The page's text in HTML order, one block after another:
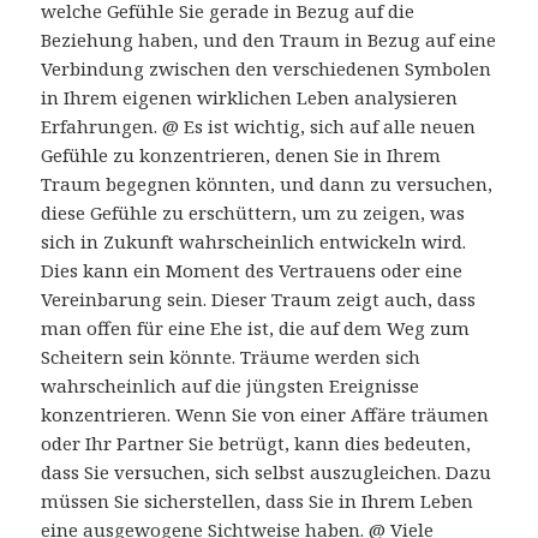
welche Gefühle Sie gerade in Bezug auf die
Beziehung haben, und den Traum in Bezug auf eine
Verbindung zwischen den verschiedenen Symbolen
in Ihrem eigenen wirklichen Leben analysieren
Erfahrungen. @ Es ist wichtig, sich auf alle neuen
Gefühle zu konzentrieren, denen Sie in Ihrem
Traum begegnen könnten, und dann zu versuchen,
diese Gefühle zu erschüttern, um zu zeigen, was
sich in Zukunft wahrscheinlich entwickeln wird.
Dies kann ein Moment des Vertrauens oder eine
Vereinbarung sein. Dieser Traum zeigt auch, dass
man offen für eine Ehe ist, die auf dem Weg zum
Scheitern sein könnte. Träume werden sich
wahrscheinlich auf die jüngsten Ereignisse
konzentrieren. Wenn Sie von einer Affäre träumen
oder Ihr Partner Sie betrügt, kann dies bedeuten,
dass Sie versuchen, sich selbst auszugleichen. Dazu
müssen Sie sicherstellen, dass Sie in Ihrem Leben
eine ausgewogene Sichtweise haben. @ Viele